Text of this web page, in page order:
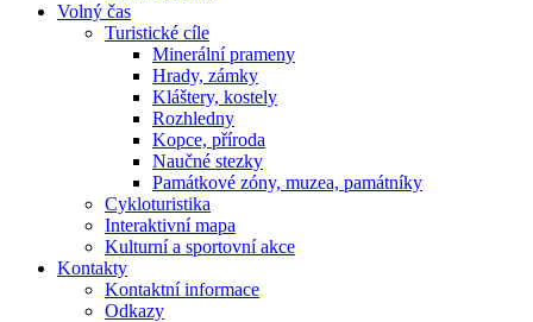
Volný čas
Turistické cíle
Minerální prameny
Hrady, zámky
Kláštery, kostely
Rozhledny
Kopce, příroda
Naučné stezky
Památkové zóny, muzea, památníky
Cykloturistika
Interaktivní mapa
Kulturní a sportovní akce
Kontakty
Kontaktní informace
Odkazy